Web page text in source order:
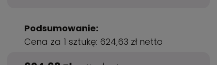
Podsumowanie:
Cena za 1 sztukę: 624,63 zł netto